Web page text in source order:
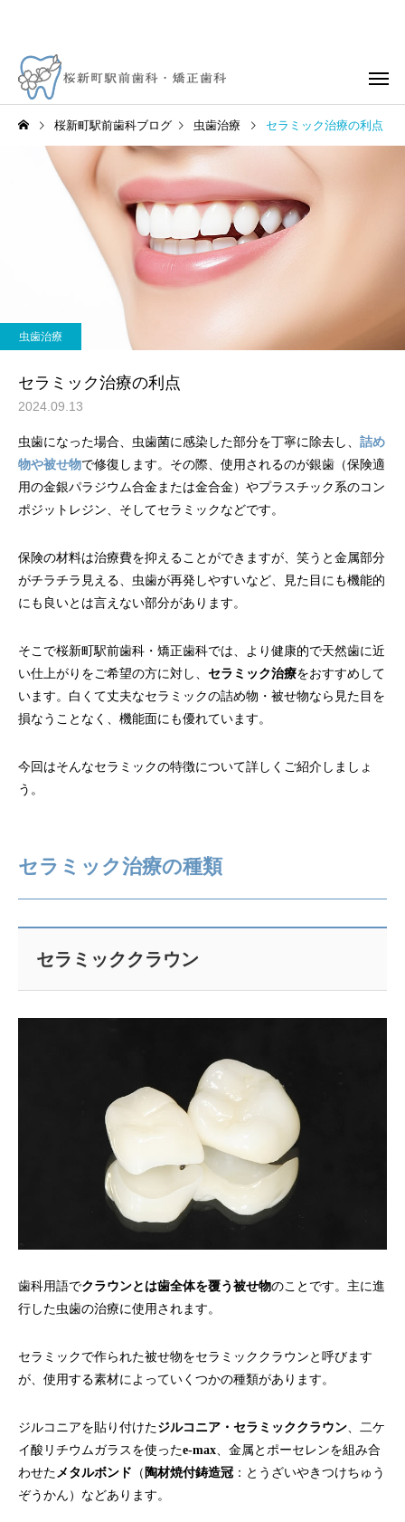
桜新町駅前歯科ブログ 虫歯治療 セラミック治療の利点
虫歯治療
セラミック治療の利点
2024.09.13
虫歯になった場合、虫歯菌に感染した部分を丁寧に除去し、 詰め
物や被せ物で修復します。その際、使用されるのが銀歯（保険適
用の金銀パラジウム合金または金合金）やプラスチック系のコン
ポジットレジン、そしてセラミックなどです。
保険の材料は治療費を抑えることができますが、笑うと金属部分
がチラチラ見える、虫歯が再発しやすいなど、見た目にも機能的
にも良いとは言えない部分があります。
そこで桜新町駅前歯科・矯正歯科では、より健康的で天然歯に近
い仕上がりをご希望の方に対し、 セラミック治療をおすすめして
います。白くて丈夫なセラミックの詰め物・被せ物なら見た目を
損なうことなく、機能面にも優れています。
今回はそんなセラミックの特徴について詳しくご紹介しましょ
う。
セラミック治療の種類
セラミッククラウン
歯科用語でクラウンとは歯全体を覆う被せ物のことです。主に進
行した虫歯の治療に使用されます。
セラミックで作られた被せ物をセラミッククラウンと呼びます
が、使用する素材によっていくつかの種類があります。
ジルコニアを貼り付けたジルコニア・セラミッククラウン、二ケ
イ酸リチウムガラスを使ったe-max、金属とポーセレンを組み合
わせたメタルボンド （ 陶材焼付鋳造冠 ：とうざいやきつけちゅう
ぞうかん）などあります。